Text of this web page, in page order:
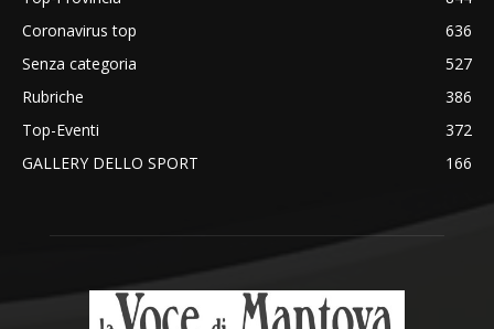
Coronavirus top
636
Senza categoria
527
Rubriche
386
Top-Eventi
372
GALLERY DELLO SPORT
166